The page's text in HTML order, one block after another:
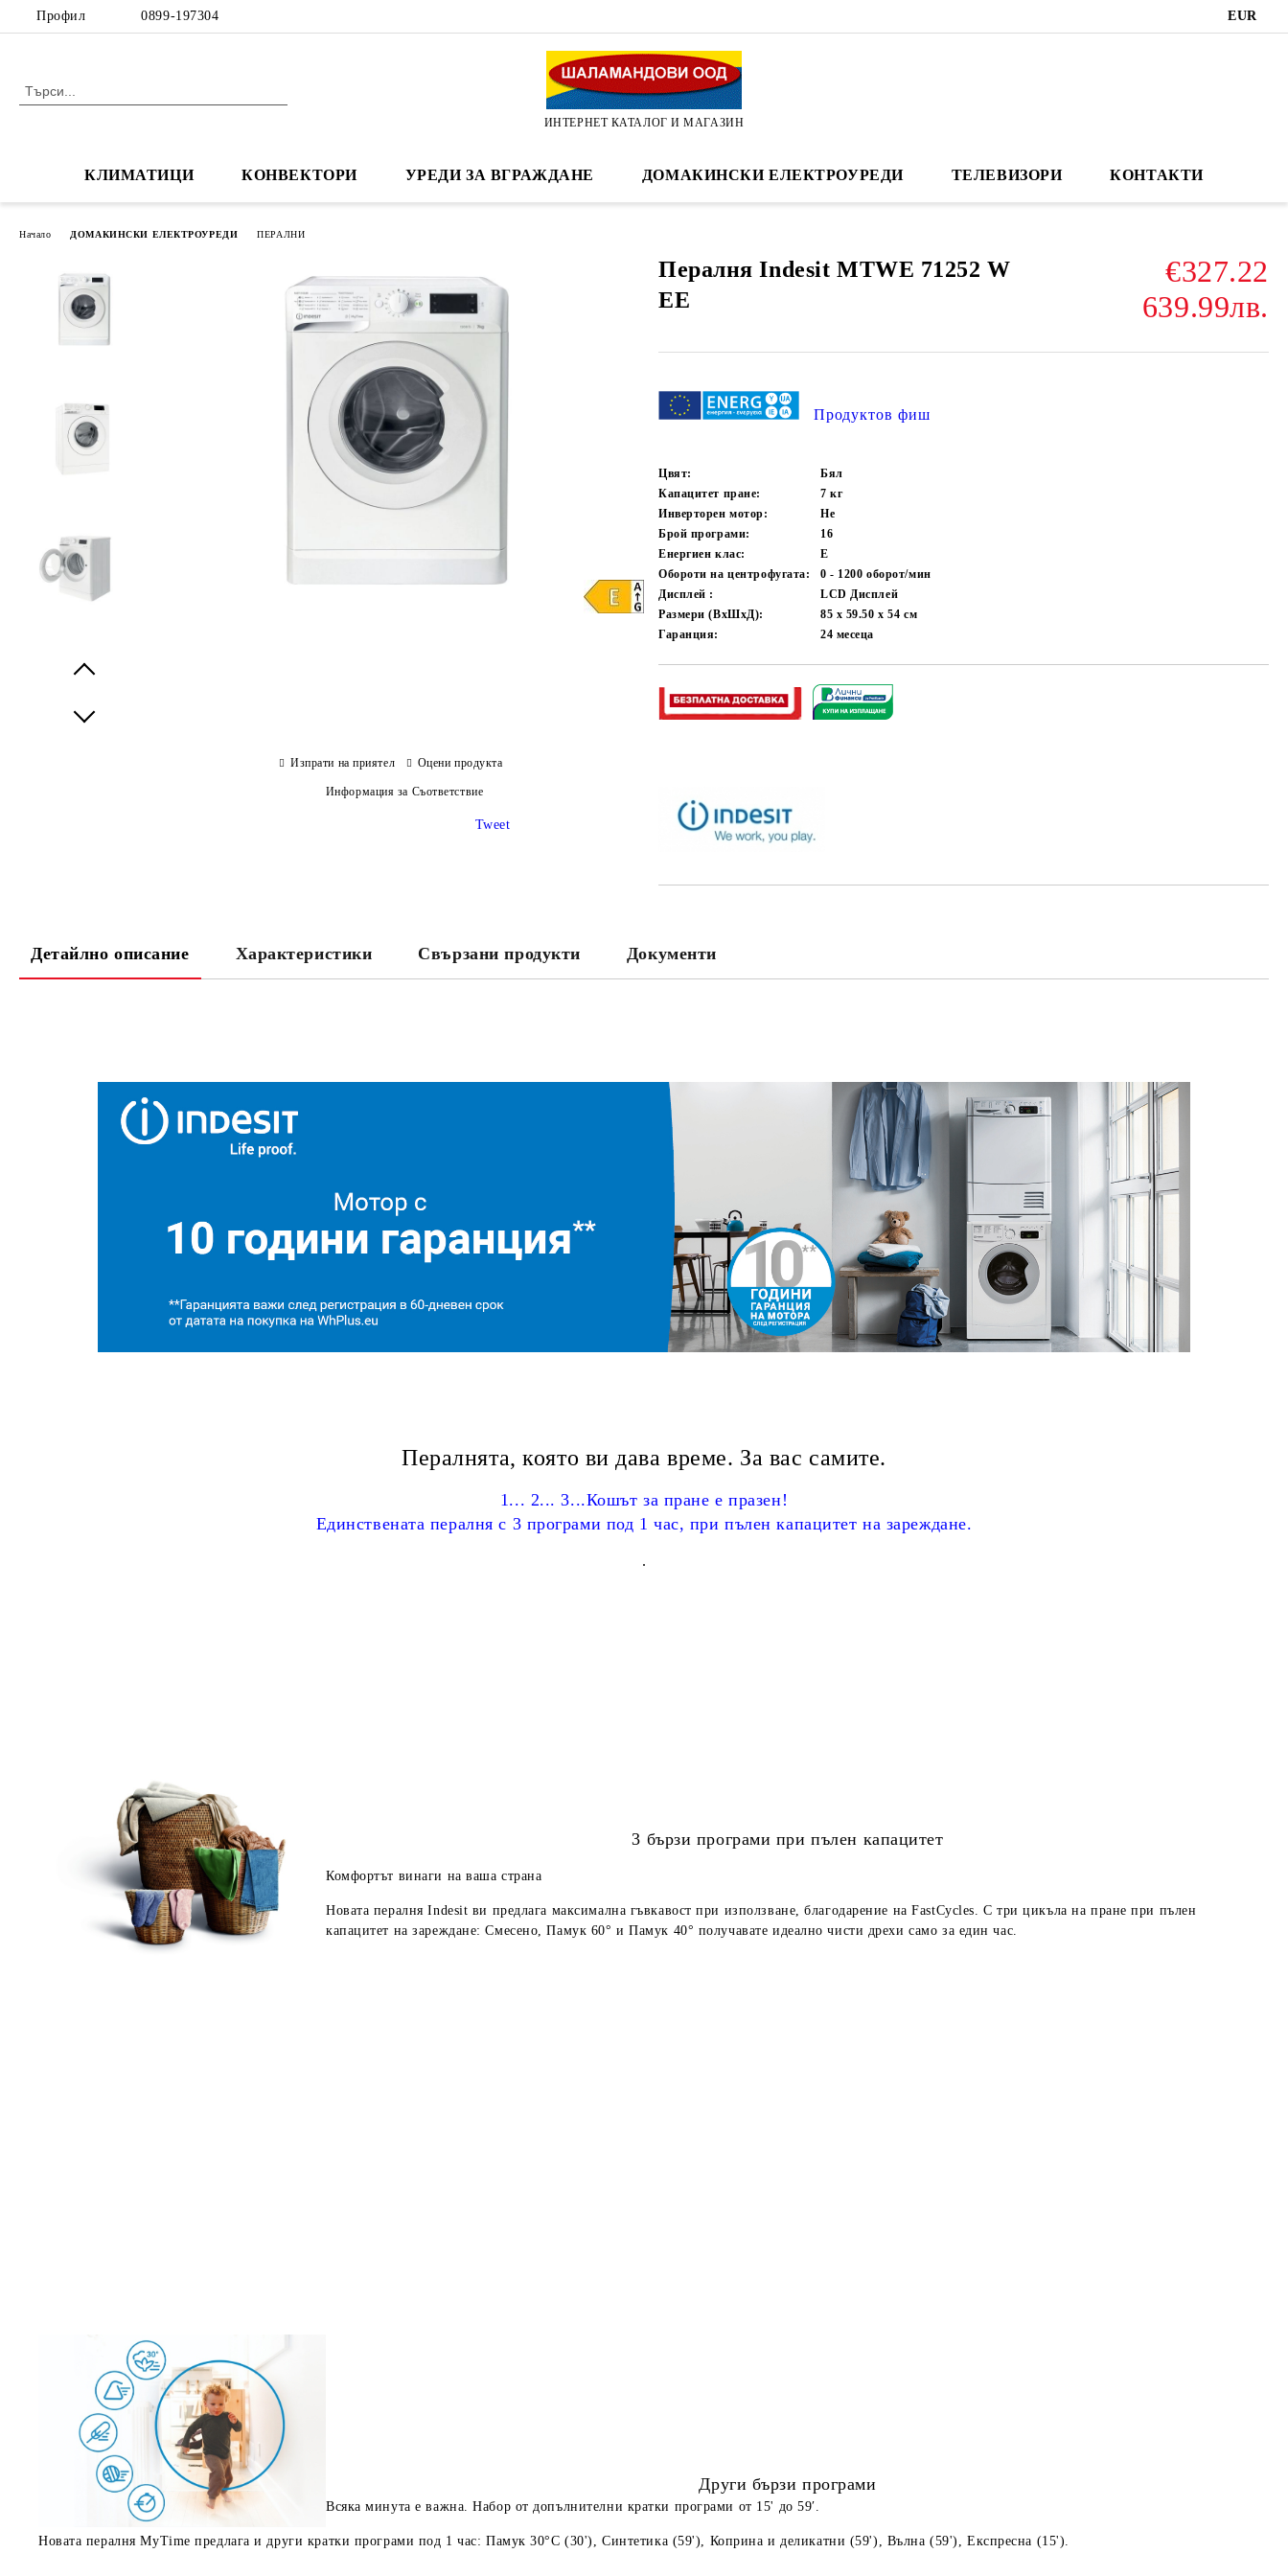
Профил 0899-197304 EUR
ИНТЕРНЕТ КАТАЛОГ И МАГАЗИН
КЛИМАТИЦИ КОНВЕКТОРИ УРЕДИ ЗА ВГРАЖДАНЕ ДОМАКИНСКИ ЕЛЕКТРОУРЕДИ ТЕЛЕВИЗОРИ КОНТАКТИ
Начало ДОМАКИНСКИ ЕЛЕКТРОУРЕДИ ПЕРАЛНИ
Пералня Indesit MTWE 71252 W
EE
€327.22
639.99лв.
Продуктов фиш
Цвят:
Бял
Капацитет пране:
7кг
Инверторен мотор:
Не
Брой програми:
16
Енергиен клас:
E
Обороти на центрофугата:
0 - 1200оборот/мин
Дисплей :
LCD Дисплей
Размери (ВхШхД):
85 х 59.50 х 54 см
Гаранция:
24 месеца
Изпрати на приятел Оцени продукта
Информация за Съответствие
Tweet
Детайлно описание Характеристики Свързани продукти Документи
Пералнята, която ви дава време. За вас самите.
1... 2... 3...Кошът за пране е празен!
Единствената пералня с 3 програми под 1 час, при пълен капацитет на зареждане.
.
3 бързи програми при пълен капацитет
Комфортът винаги на ваша страна
Новата пералня Indesit ви предлага максимална гъвкавост при използване, благодарение на FastCycles. С три цикъла на пране при пълен
капацитет на зареждане: Смесено, Памук 60° и Памук 40° получавате идеално чисти дрехи само за един час.
Други бързи програми
Всяка минута е важна. Набор от допълнителни кратки програми от 15' до 59′.
Новата пералня MyTime предлага и други кратки програми под 1 час: Памук 30°C (30'), Синтетика (59'), Коприна и деликатни (59'), Вълна (59'), Експресна (15').